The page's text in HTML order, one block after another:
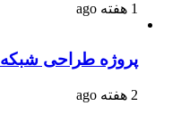
1 هفته ago
پروژه طراحی شبکه
2 هفته ago